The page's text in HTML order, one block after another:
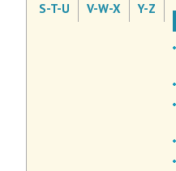
S-T-U
V-W-X Y-Z